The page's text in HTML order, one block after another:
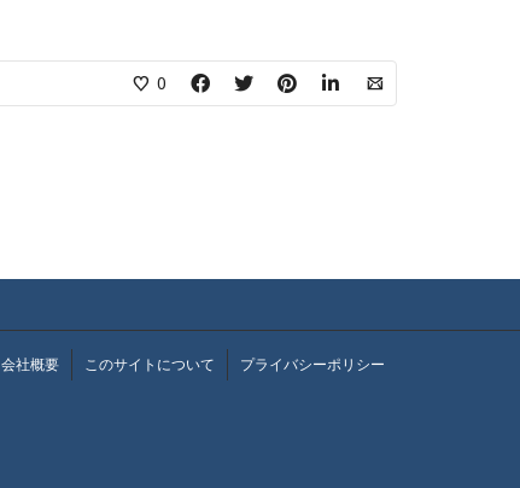
0
会社概要 このサイトについて プライバシーポリシー